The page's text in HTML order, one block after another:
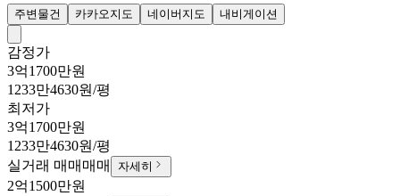
주변물건 카카오지도 네이버지도 내비게이션
감정가
3억1700만원
1233만4630원/평
최저가
3억1700만원
1233만4630원/평
실거래 매매 매매 자세히
2억1500만원